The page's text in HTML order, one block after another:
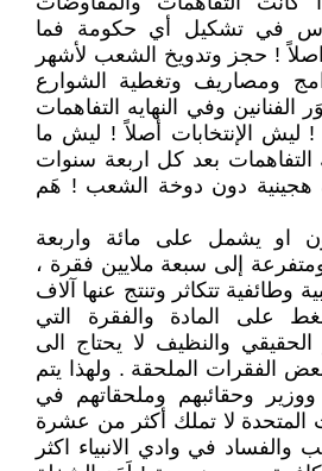
في تشكيل أي حكومة فما
اصلاً ! حجز وتدويخ الشعب لأشهر
ومصاريف وتغطية الشوارع
الفنانين وفي النهايه التفاهمات
! ليش الإنتخابات أصلاً ! ليش ما
التفاهمات بعد كل اربعة سنوات
هجينية دون دوخة الشعب ! هَم
او يشمل على مائة واربعة
إلى سبعة ملايين فقرة ،
وطائفية تتكاثر وتنتج عنها آلاف
على المادة والفقرة التي
الحقيقي والنظيف لا يحتاج الى
الفقرات الملحقة . ولهذا يتم
وحقائبهم وملحقاتهم في
المتحدة لا تملك أكثر من عشرة
والفساد في وادي الانبياء اكثر